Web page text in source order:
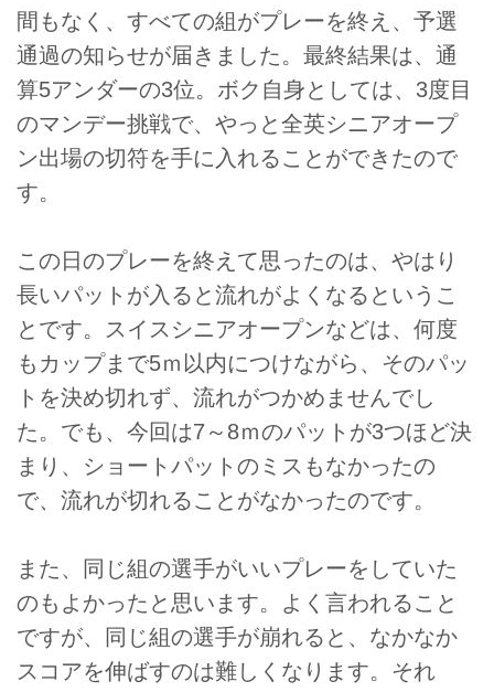
間もなく、すべての組がプレーを終え、予選
通過の知らせが届きました。最終結果は、通
算5アンダーの3位。ボク自身としては、3度目
のマンデー挑戦で、やっと全英シニアオープ
ン出場の切符を手に入れることができたので
す。
この日のプレーを終えて思ったのは、やはり
長いパットが入ると流れがよくなるというこ
とです。スイスシニアオープンなどは、何度
もカップまで5ｍ以内につけながら、そのパッ
トを決め切れず、流れがつかめませんでし
た。でも、今回は7～8ｍのパットが3つほど決
まり、ショートパットのミスもなかったの
で、流れが切れることがなかったのです。
また、同じ組の選手がいいプレーをしていた
のもよかったと思います。よく言われること
ですが、同じ組の選手が崩れると、なかなか
スコアを伸ばすのは難しくなります。それ